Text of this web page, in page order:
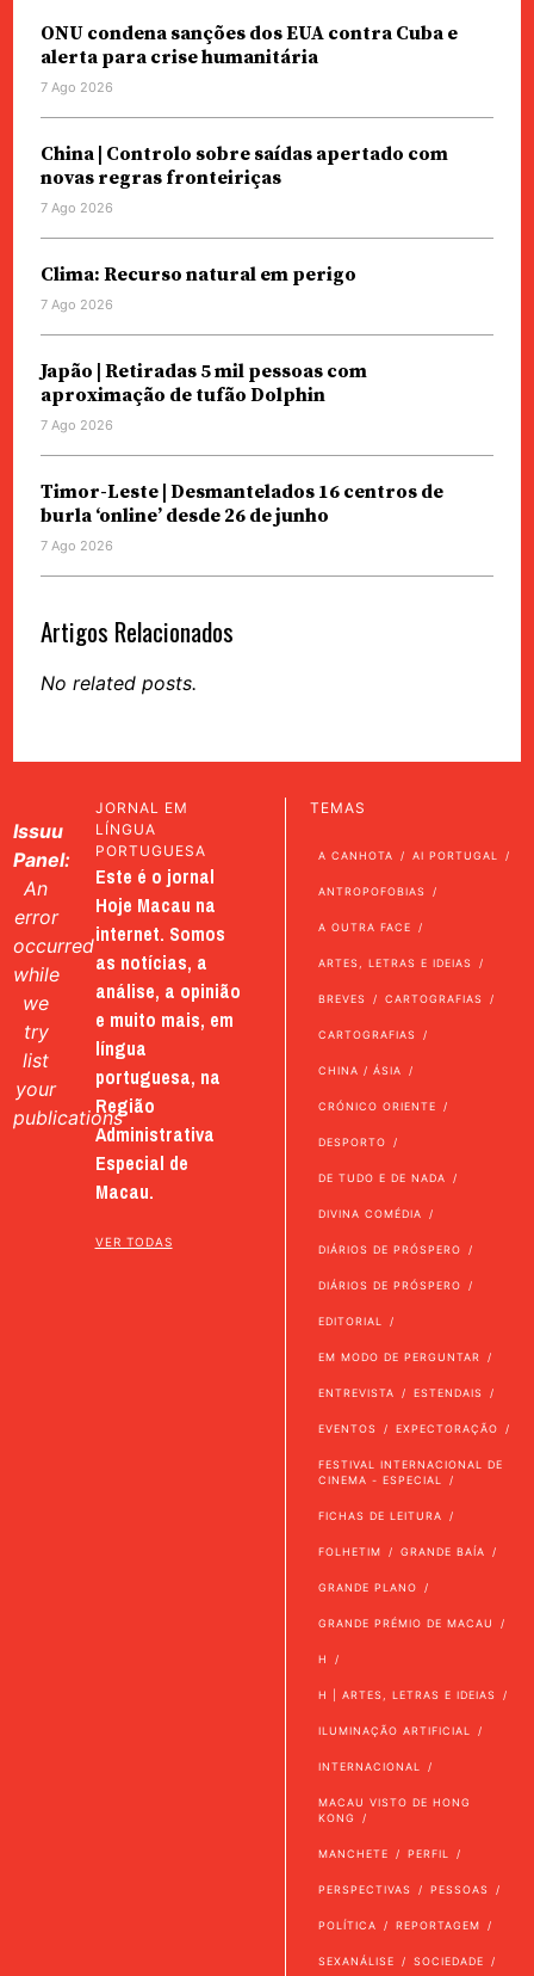
ONU condena sanções dos EUA contra Cuba e
alerta para crise humanitária
7 Ago 2026
China | Controlo sobre saídas apertado com
novas regras fronteiriças
7 Ago 2026
Clima: Recurso natural em perigo
7 Ago 2026
Japão | Retiradas 5 mil pessoas com
aproximação de tufão Dolphin
7 Ago 2026
Timor-Leste | Desmantelados 16 centros de
burla ‘online’ desde 26 de junho
7 Ago 2026
Artigos Relacionados
No related posts.
Issuu
Panel:
An
error
occurred
while
we
try
list
your
publications
JORNAL EM
LÍNGUA
PORTUGUESA
Este é o jornal
Hoje Macau na
internet. Somos
as notícias, a
análise, a opinião
e muito mais, em
língua
portuguesa, na
Região
Administrativa
Especial de
Macau.
VER TODAS
TEMAS
A CANHOTA AI PORTUGAL
ANTROPOFOBIAS
A OUTRA FACE
ARTES, LETRAS E IDEIAS
BREVES CARTOGRAFIAS
CARTOGRAFIAS
CHINA / ÁSIA
CRÓNICO ORIENTE
DESPORTO
DE TUDO E DE NADA
DIVINA COMÉDIA
DIÁRIOS DE PRÓSPERO
DIÁRIOS DE PRÓSPERO
EDITORIAL
EM MODO DE PERGUNTAR
ENTREVISTA ESTENDAIS
EVENTOS EXPECTORAÇÃO
FESTIVAL INTERNACIONAL DE
CINEMA - ESPECIAL
FICHAS DE LEITURA
FOLHETIM GRANDE BAÍA
GRANDE PLANO
GRANDE PRÉMIO DE MACAU
H
H | ARTES, LETRAS E IDEIAS
ILUMINAÇÃO ARTIFICIAL
INTERNACIONAL
MACAU VISTO DE HONG
KONG
MANCHETE PERFIL
PERSPECTIVAS PESSOAS
POLÍTICA REPORTAGEM
SEXANÁLISE SOCIEDADE